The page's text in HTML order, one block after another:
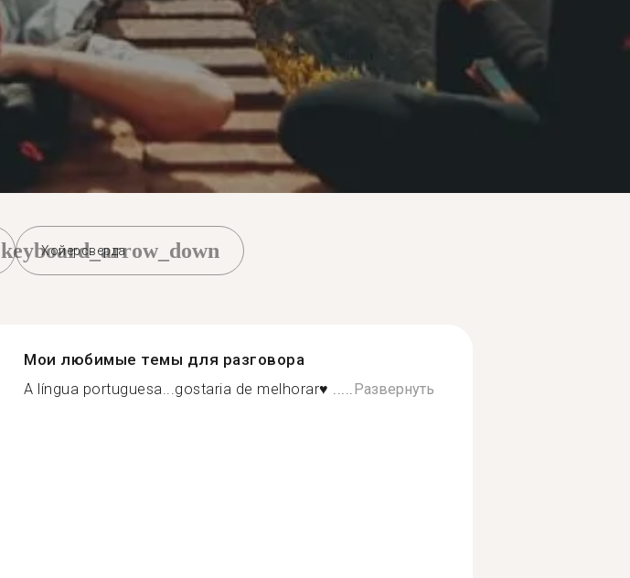
Хойерсверда
keyboard_arrow_down
Мои любимые темы для разговора
A língua portuguesa...gostaria de melhorar♥️ .....Развернуть